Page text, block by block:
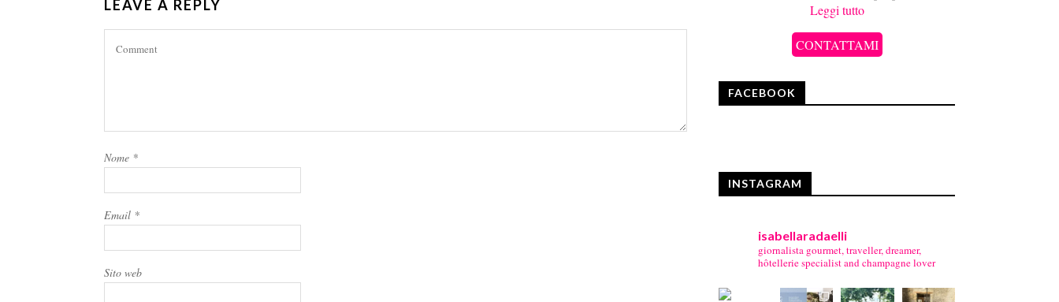
LEAVE A REPLY
Nome *
Email *
Sito web
Leggi tutto
CONTATTAMI
FACEBOOK
INSTAGRAM
isabellaradaelli
giornalista gourmet, traveller, dreamer,
hôtellerie specialist and champagne lover